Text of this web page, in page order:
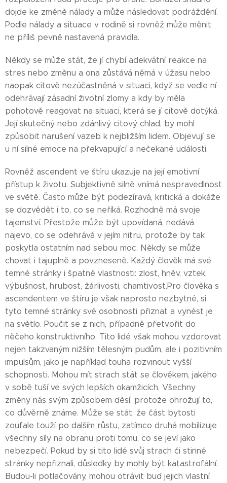
dojde ke změně nálady a může následovat podráždění.
Podle nálady a situace v rodině si rovněž může měnit
ne příliš pevně nastavená pravidla.
Někdy se může stát, že jí chybí adekvátní reakce na
stres nebo změnu a ona zůstává němá v úžasu nebo
naopak citově nezúčastněná v situaci, když se vedle ní
odehrávají zásadní životní zlomy a kdy by měla
pohotově reagovat na situaci, která se jí citově dotýká.
Její skutečný nebo zdánlivý citový chlad, by mohl
způsobit narušení vazeb k nejbližším lidem. Objevují se
u ní silné emoce na překvapující a nečekané události.
Rovněž ascendent ve štíru ukazuje na její emotivní
přístup k životu. Subjektivně silně vnímá nespravedlnost
ve světě. Často může být podezíravá, kritická a dokáže
se dozvědět i to, co se neříká. Rozhodně má svoje
tajemství. Přestože může být upovídaná, nedává
najevo, co se odehrává v jejím nitru, protože by tak
poskytla ostatním nad sebou moc. Někdy se může
chovat i tajuplně a povzneseně. Každý člověk má své
temné stránky i špatné vlastnosti: zlost, hněv, vztek,
výbušnost, hrubost, žárlivosti, chamtivost.Pro člověka s
ascendentem ve štíru je však naprosto nezbytné, si
tyto temné stránky své osobnosti přiznat a vynést je
na světlo. Poučit se z nich, případně přetvořit do
něčeho konstruktivního. Tito lidé však mohou vzdorovat
nejen takzvaným nižším tělesným pudům, ale i pozitivním
impulsům, jako je například touha rozvinout vyšší
schopnosti. Mohou mít strach stát se člověkem, jakého
v sobě tuší ve svých lepších okamžicích. Všechny
změny nás svým způsobem děsí, protože ohrožují to,
co důvěrně známe. Může se stát, že část bytosti
zoufale touží po dalším růstu, zatímco druhá mobilizuje
všechny síly na obranu proti tomu, co se jeví jako
nebezpečí. Pokud by si tito lidé svůj strach či stinné
stránky nepřiznali, důsledky by mohly být katastrofální.
Budou-li potlačovány, mohou otrávit buď jejich vlastní